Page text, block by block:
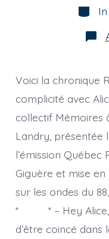
In
Voici la chronique
complicité avec
collectif Mémoires
Landry, présentée
l’émission Québec
Giguère et mise
sur les ondes du
* * – Hey Alice,
d’être coincé dans